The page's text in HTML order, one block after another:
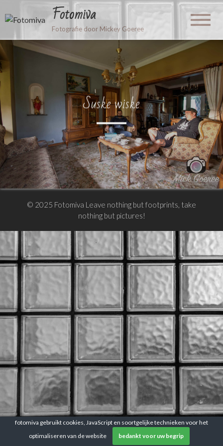
Fotomiva
Fotografie door Mickey Goeree
Suske wiske
© 2025 Fotomiva Leave nothing but footprints, take
nothing but pictures!
fotomiva gebruikt cookies, JavaScript en soortgelijke technieken voor het
optimaliseren van de website
bedankt voor uw begrip